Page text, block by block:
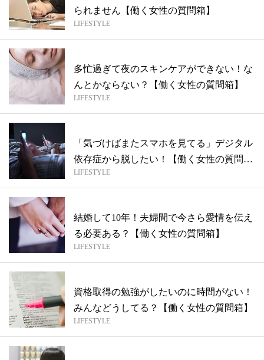
られません【働く女性の質問箱】
LIFESTYLE
多忙過ぎて夜のスキンケアができない！な
んとかならない？【働く女性の質問箱】
LIFESTYLE
「気づけばまたスマホを見てる」デジタル
依存症から脱したい！【働く女性の質問
箱】
LIFESTYLE
結婚して10年！夫婦間で今さら愛情を伝え
る必要ある？【働く女性の質問箱】
LIFESTYLE
資格取得の勉強がしたいのに時間がない！
みんなどうしてる？【働く女性の質問箱】
LIFESTYLE